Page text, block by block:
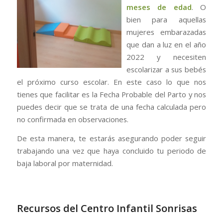
meses de edad. O
bien para aquellas
mujeres embarazadas
que dan a luz en el año
2022 y necesiten
escolarizar a sus bebés
el próximo curso escolar. En este caso lo que nos
tienes que facilitar es la Fecha Probable del Parto y nos
puedes decir que se trata de una fecha calculada pero
no confirmada en observaciones.
De esta manera, te estarás asegurando poder seguir
trabajando una vez que haya concluido tu periodo de
baja laboral por maternidad.
Recursos del Centro Infantil Sonrisas